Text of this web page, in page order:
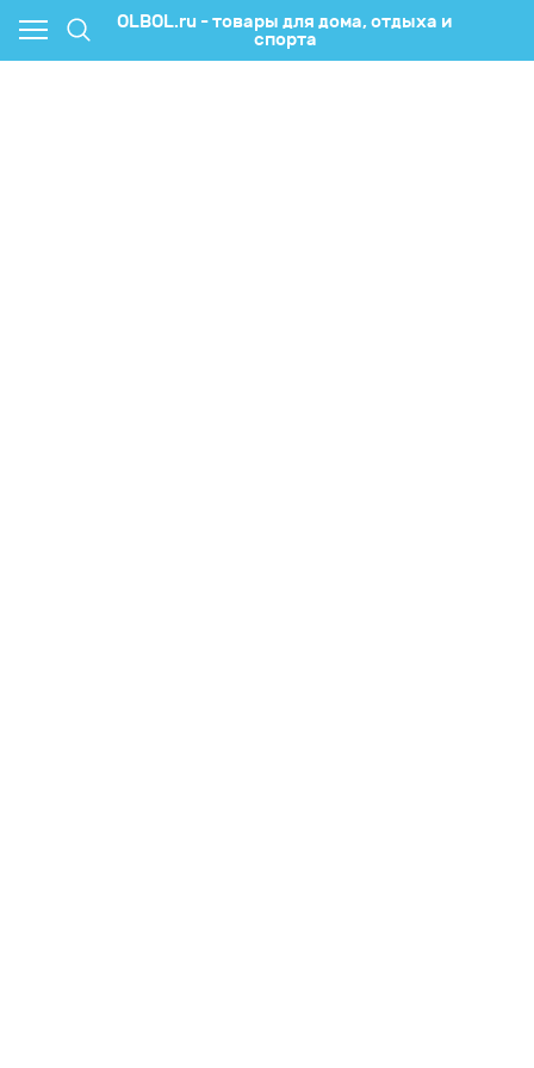
OLBOL.ru - товары для дома, отдыха и
спорта